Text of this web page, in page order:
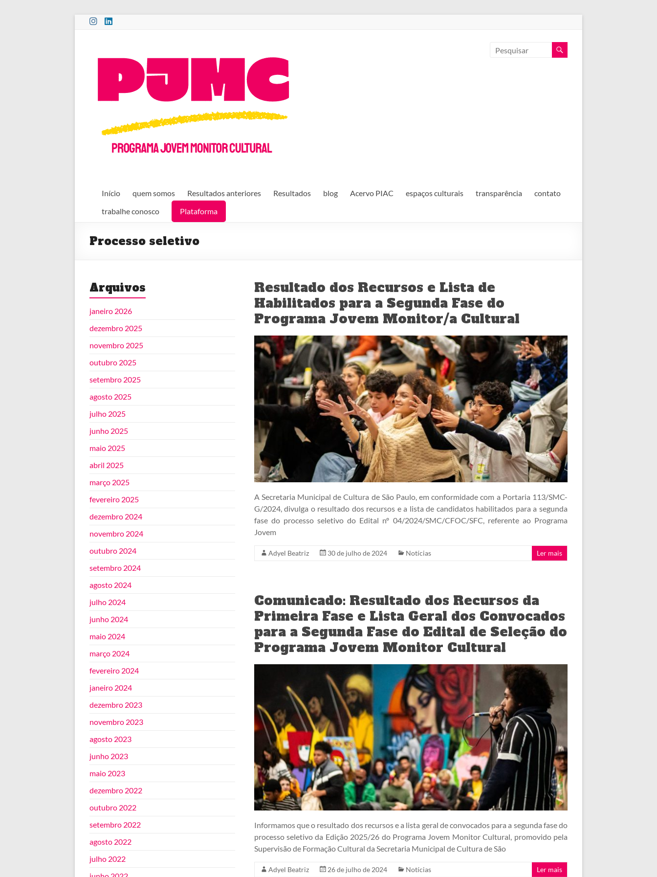
Pular
JOVEM
MONITOR
CULTURAL
Início quem somos Resultados anteriores Resultados blog Acervo PIAC espaços culturais transparência
contato
trabalhe conosco
Plataforma
Processo seletivo
Resultado dos Recursos e Lista de
Habilitados para a Segunda Fase do
Programa Jovem Monitor/a Cultural
A Secretaria Municipal de Cultura de São Paulo, em conformidade com a Portaria 113/SMC-
G/2024, divulga o resultado dos recursos e a lista de candidatos habilitados para a segunda
fase do processo seletivo do Edital nº 04/2024/SMC/CFOC/SFC, referente ao Programa
Jovem
Adyel Beatriz 30 de julho de 2024 Notícias Ler mais
Comunicado: Resultado dos Recursos da
Primeira Fase e Lista Geral dos Convocados
para a Segunda Fase do Edital de Seleção do
Programa Jovem Monitor Cultural
Informamos que o resultado dos recursos e a lista geral de convocados para a segunda fase do
processo seletivo da Edição 2025/26 do Programa Jovem Monitor Cultural, promovido pela
Supervisão de Formação Cultural da Secretaria Municipal de Cultura de São
Adyel Beatriz 26 de julho de 2024 Notícias Ler mais
Arquivos
janeiro 2026
dezembro 2025
novembro 2025
outubro 2025
setembro 2025
agosto 2025
julho 2025
junho 2025
maio 2025
abril 2025
março 2025
fevereiro 2025
dezembro 2024
novembro 2024
outubro 2024
setembro 2024
agosto 2024
julho 2024
junho 2024
maio 2024
março 2024
fevereiro 2024
janeiro 2024
dezembro 2023
novembro 2023
agosto 2023
junho 2023
maio 2023
dezembro 2022
outubro 2022
setembro 2022
agosto 2022
julho 2022